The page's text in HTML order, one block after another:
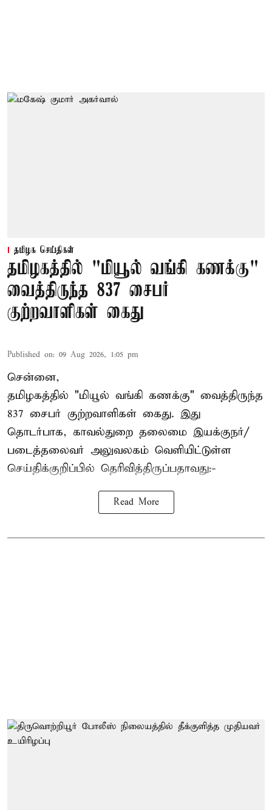
தமிழக செய்திகள்
தமிழகத்தில் "மியூல் வங்கி கணக்கு"
வைத்திருந்த 837 சைபர்
குற்றவாளிகள் கைது
Published on: 09 Aug 2026, 1:05 pm
சென்னை,
தமிழகத்தில் "மியூல் வங்கி கணக்கு" வைத்திருந்த
837 சைபர் குற்றவாளிகள் கைது. இது
தொடர்பாக, காவல்துறை தலைமை இயக்குநர்/
படைத்தலைவர் அலுவலகம் வெளியிட்டுள்ள
செய்திக்குறிப்பில் தெரிவித்திருப்பதாவது:-
Read More